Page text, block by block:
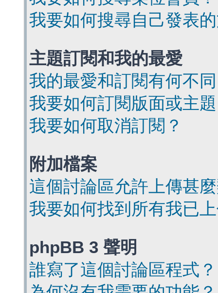
我要如何搜尋自己發表
主題訂閱和我的最愛
我的最愛和訂閱有何不
我要如何訂閱版面或主
我要如何取消訂閱？
附加檔案
這個討論區允許上傳甚
我要如何找到所有我已
phpBB 3 聲明
誰寫了這個討論區程式？